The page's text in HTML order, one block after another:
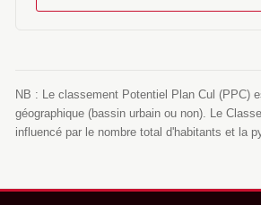
NB : Le classement Potentiel Plan Cul (PPC)
géographique (bassin urbain ou non). Le
influencé par le nombre total d'habitants et la